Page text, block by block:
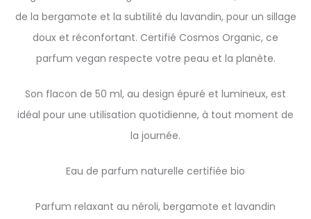
de la bergamote et la subtilité du lavandin, pour un sillage
doux et réconfortant. Certifié Cosmos Organic, ce
parfum vegan respecte votre peau et la planète.
Son flacon de 50 ml, au design épuré et lumineux, est
idéal pour une utilisation quotidienne, à tout moment de
la journée.
Eau de parfum naturelle certifiée bio
Parfum relaxant au néroli, bergamote et lavandin